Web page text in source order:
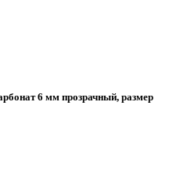
6 мм прозрачный, размер